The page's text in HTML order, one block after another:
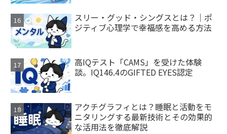
スリー・グッド・シングスとは？｜ポ
ジティブ心理学で幸福感を高める方法
高IQテスト「CAMS」を受けた体験
談。IQ146.4のGIFTED EYES認定
アクチグラフィとは？睡眠と活動をモ
ニタリングする最新技術とその効果的
な活用法を徹底解説